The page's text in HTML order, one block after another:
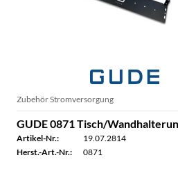
Zubehör Stromversorgung
GUDE 0871 Tisch/
Artikel-Nr.:
19.07.2814
Herst.-Art.-Nr.:
0871